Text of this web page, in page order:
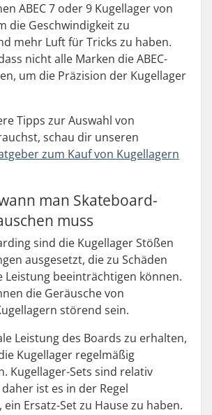
ABEC 7 oder 9 Kugellager von
die Geschwindigkeit zu
mehr Luft für Tricks zu haben.
nicht alle Marken die ABEC-
um die Präzision der Kugellager
Tipps zur Auswahl von
schau dir unseren
zum Kauf von Kugellagern
man Skateboard-
muss
sind die Kugellager Stößen
ausgesetzt, die zu Schäden
Leistung beeinträchtigen können.
die Geräusche von
störend sein.
Leistung des Boards zu erhalten,
Kugellager regelmäßig
Kugellager-Sets sind relativ
ist es in der Regel
Ersatz-Set zu Hause zu haben.